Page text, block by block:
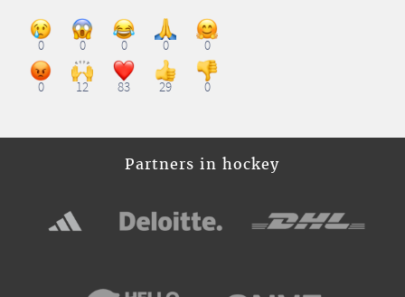
0 0 0 0 0
0 12 83 29 0
Partners in hockey